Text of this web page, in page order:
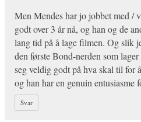
Men Mendes har jo jobbet med
godt over 3 år nå, og han og de
lang tid på å lage filmen. Og slik
den første Bond-nerden som
seg veldig godt på hva skal til for
og han har en genuin entusiasme
Svar